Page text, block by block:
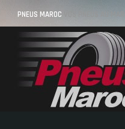
PNEUS MAROC VOS PNEUS AU